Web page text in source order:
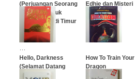
(Perjuangan Seorang
Palestina untuk
Perdamaian di Timur
Tengah)
Edhie dan Misteri
1965
Hello, Darkness
(Selamat Datang
Kegelapan)
How To Train Your
Dragon